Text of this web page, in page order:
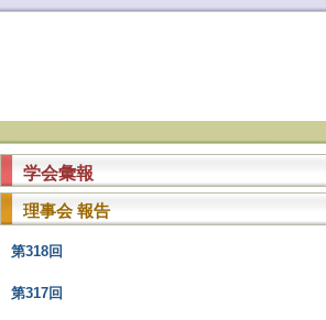
学会彙報
理事会 報告
第318回
第317回